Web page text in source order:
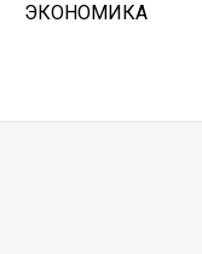
ЭКОНОМИКА